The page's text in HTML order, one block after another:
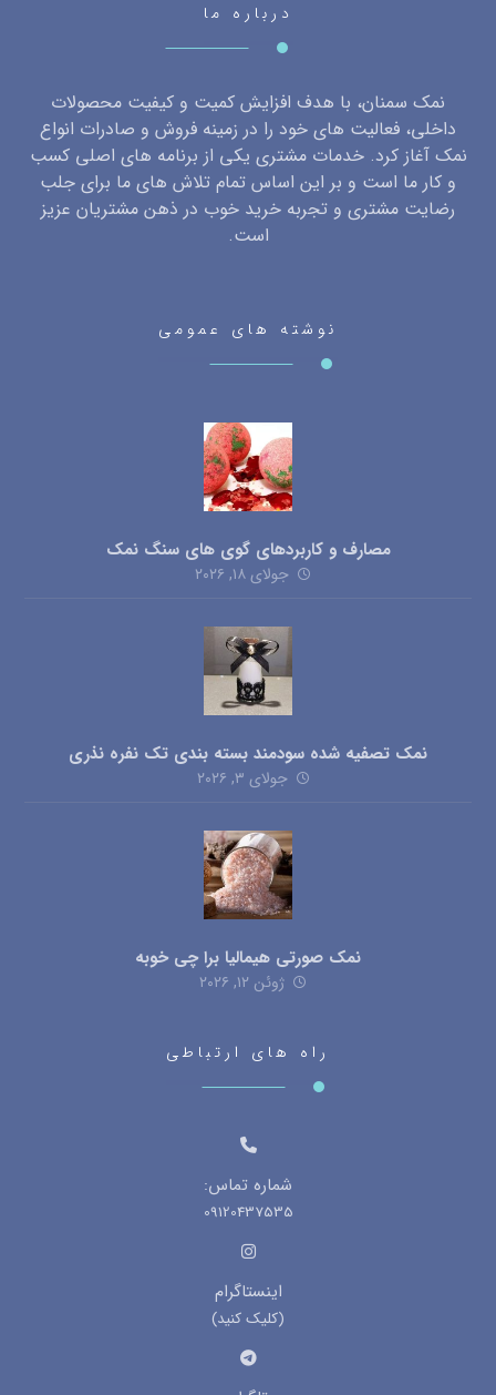
درباره ما
نمک سمنان، با هدف افزایش کمیت و کیفیت محصولات
داخلی، فعالیت های خود را در زمینه فروش و صادرات انواع
نمک آغاز کرد. خدمات مشتری یکی از برنامه های اصلی کسب
و کار ما است و بر این اساس تمام تلاش های ما برای جلب
رضایت مشتری و تجربه خرید خوب در ذهن مشتریان عزیز
است.
نوشته های عمومی
مصارف و کاربردهای گوی های سنگ نمک
جولای ۱۸, ۲۰۲۶
نمک تصفیه شده سودمند بسته بندی تک نفره نذری
جولای ۳, ۲۰۲۶
نمک صورتی هیمالیا برا چی خوبه
ژوئن ۱۲, ۲۰۲۶
راه های ارتباطی
شماره تماس:
09120437535
اینستاگرام
(کلیک کنید)